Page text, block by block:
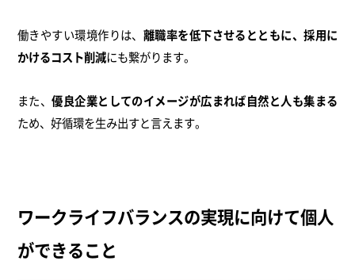
働きやすい環境作りは、 離職率を低下させるとともに、採用に
かけるコスト削減にも繋がります。
また、優良企業としてのイメージが広まれば自然と人も集まる
ため、好循環を生み出すと言えます。
ワークライフバランスの実現に向けて個人
ができること